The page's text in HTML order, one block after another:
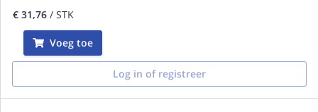
€ 31,76 / STK
Voeg toe
Log in of registreer